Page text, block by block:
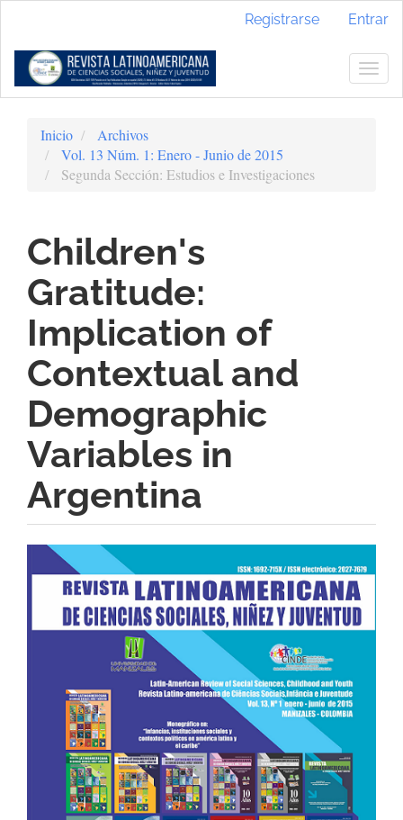
Contenido
principal
Barra
Registrarse Entrar
Inicio
Archivos
Vol. 13 Núm. 1: Enero - Junio de 2015
Segunda Sección: Estudios e Investigaciones
Children's
Gratitude:
Implication of
Contextual and
Demographic
Variables in
Argentina
Barra
lateral
del
artículo